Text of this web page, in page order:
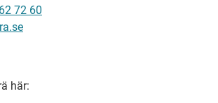
72 60
här: